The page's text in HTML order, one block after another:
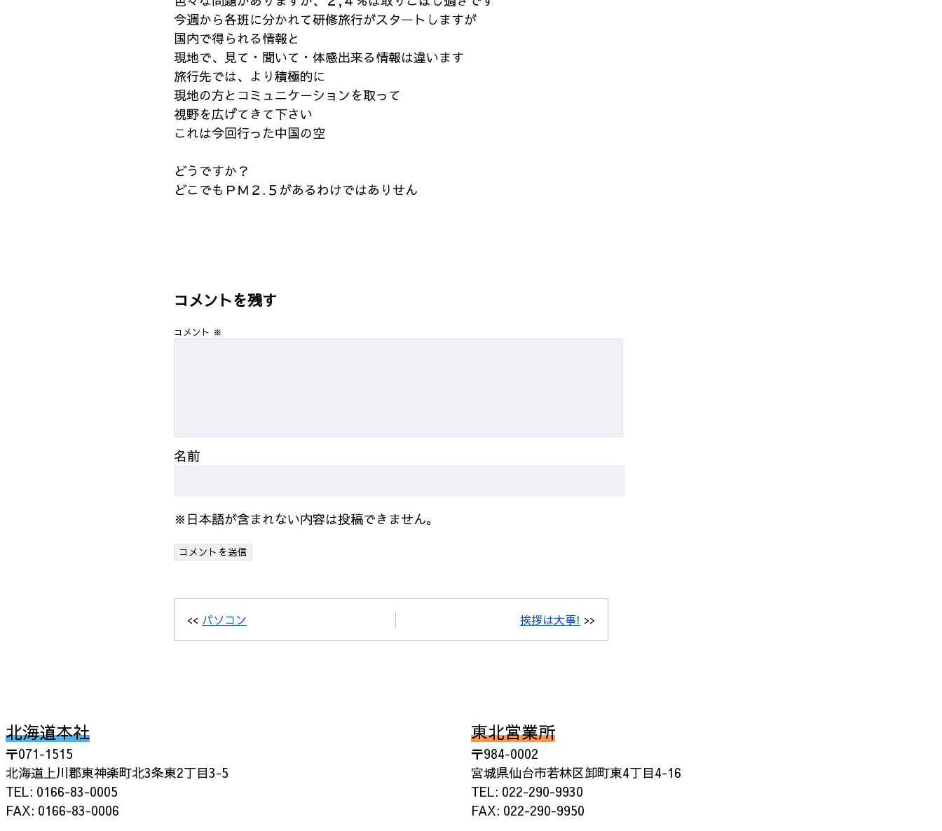
今週から各班に分かれて研修旅行がスタートしますが
国内で得られる情報と
現地で、見て・聞いて・体感出来る情報は違います
旅行先では、より積極的に
現地の方とコミュニケーションを取って
視野を広げてきて下さい
これは今回行った中国の空
どうですか？
どこでもＰＭ２.５があるわけではありせん
コメントを残す
コメント ※
名前
※日本語が含まれない内容は投稿できません。
<< パソコン 挨拶は大事! >>
北海道本社
〒071-1515
北海道上川郡東神楽町北3条東2丁目3-5
TEL: 0166-83-0005
FAX: 0166-83-0006
東北営業所
〒984-0002
宮城県仙台市若林区卸町東4丁目4-16
TEL: 022-290-9930
FAX: 022-290-9950